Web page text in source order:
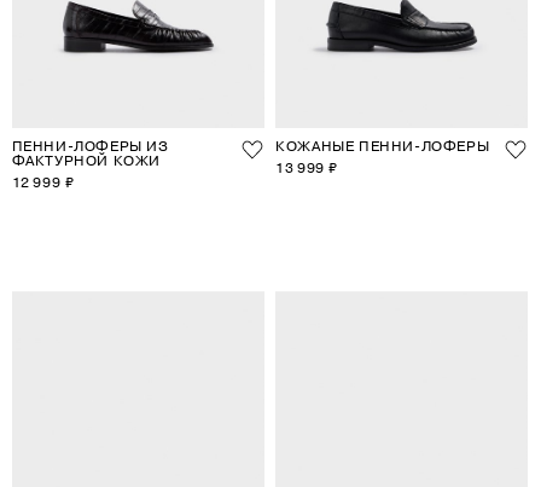
ПЕННИ-ЛОФЕРЫ ИЗ
ФАКТУРНОЙ КОЖИ
12 999 ₽
КОЖАНЫЕ ПЕННИ-ЛОФЕРЫ
13 999 ₽